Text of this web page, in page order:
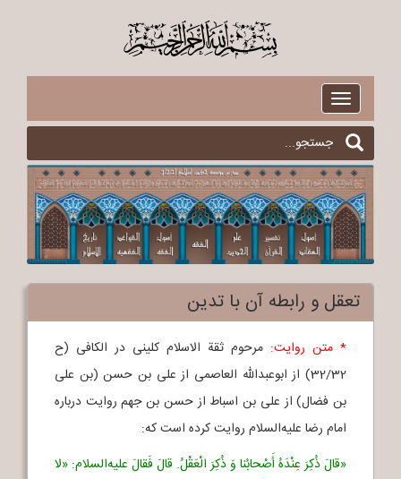
$
Toggle
navigation
تعقل و رابطه آن با تدین
* متن روایت: مرحوم ثقة الاسلام کلینی در الکافی (ح
32/32) از ابوعبدالله العاصمی از علی بن حسن (بن علی
بن فضال) از علی بن اسباط از حسن بن جهم روایت درباره
امام رضا علیه‌السلام روایت کرده است که:
«قالَ ذُکِرَ عِنْدَهُ أَصْحابُنا وَ ذُکِرَ الْعَقْلُ. قالَ فَقالَ علیه‌السلام: «لا